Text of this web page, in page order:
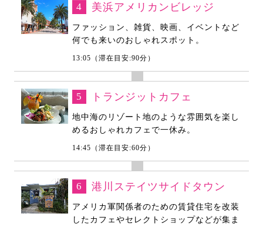
4 美浜アメリカンビレッジ
ファッション、雑貨、映画、イベントなど
何でも来いのおしゃれスポット。
13:05（滞在目安:90分）
5 トランジットカフェ
地中海のリゾート地のような雰囲気を楽し
めるおしゃれカフェで一休み。
14:45（滞在目安:60分）
6 港川ステイツサイドタウン
アメリカ軍関係者のための賃貸住宅を改装
したカフェやセレクトショップなどが集ま